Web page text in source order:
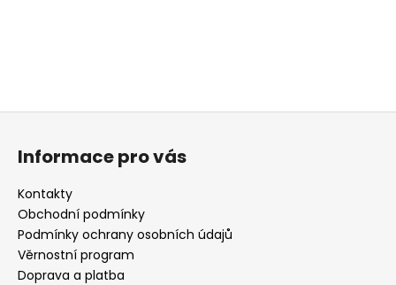
Z
Informace pro vás
Kontakty
Obchodní podmínky
Podmínky ochrany osobních údajů
Věrnostní program
Doprava a platba